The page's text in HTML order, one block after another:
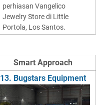
perhiasan Vangelico
Jewelry Store di Little
Portola, Los Santos.
Smart Approach
13. Bugstars Equipment